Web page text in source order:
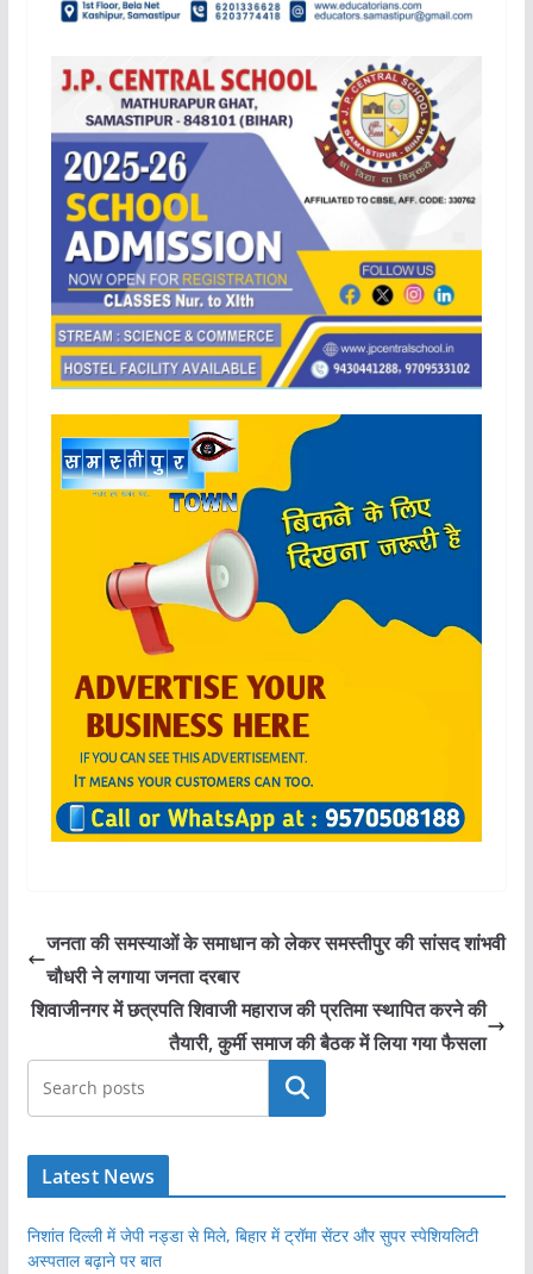
जनता की समस्याओं के समाधान को लेकर समस्तीपुर की सांसद शांभवी
चौधरी ने लगाया जनता दरबार
शिवाजीनगर में छत्रपति शिवाजी महाराज की प्रतिमा स्थापित करने की
तैयारी, कुर्मी समाज की बैठक में लिया गया फैसला
खोजें
Latest News
निशांत दिल्ली में जेपी नड्डा से मिले, बिहार में ट्रॉमा सेंटर और सुपर स्पेशियलिटी
अस्पताल बढ़ाने पर बात